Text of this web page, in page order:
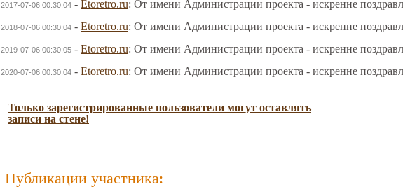
2017-07-06 00:30:04 - Etoretro.ru: От имени Администрации проекта - искренне
2018-07-06 00:30:04 - Etoretro.ru: От имени Администрации проекта - искренне
2019-07-06 00:30:05 - Etoretro.ru: От имени Администрации проекта - искренне
2020-07-06 00:30:04 - Etoretro.ru: От имени Администрации проекта - искренне
Только зарегистрированные пользователи могут оставлять
записи на стене!
Публикации участника: